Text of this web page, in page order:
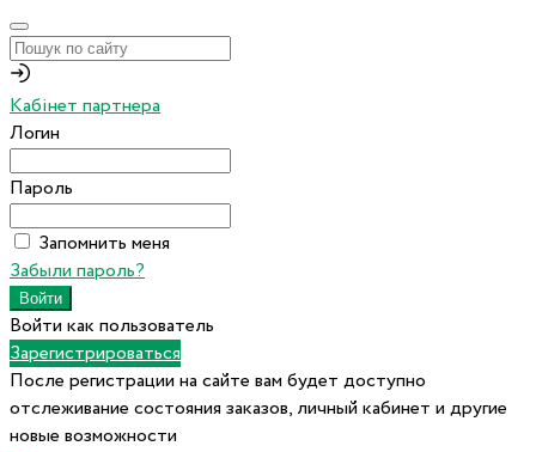
Кабінет партнера
Логин
Пароль
Запомнить меня
Забыли пароль?
Войти как пользователь
Зарегистрироваться
После регистрации на сайте вам будет доступно
отслеживание состояния заказов, личный кабинет и другие
новые возможности